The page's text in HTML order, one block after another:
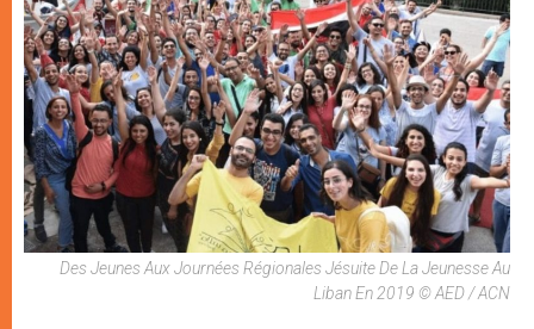
Des Jeunes Aux Journées Régionales Jésuite De La Jeunesse Au
Liban En 2019 © AED / ACN